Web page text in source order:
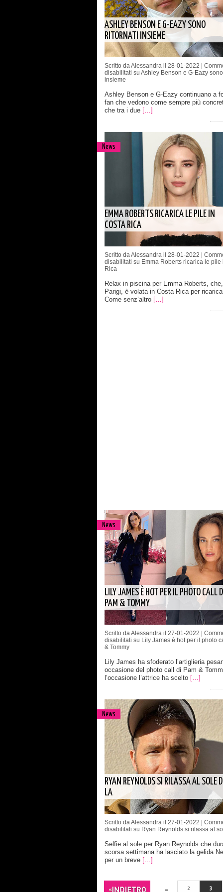
ASHLEY BENSON E G-EAZY SONO
RITORNATI INSIEME
Scritto da Alessandra il 28-01-2022 |
disabilitati su Ashley Benson e G-Eazy
insieme
Ashley Benson e G-Eazy continuano a
fan che vedono come sempre più
che tra i due […]
News
EMMA ROBERTS RICARICA LE PILE IN
COSTA RICA
Scritto da Alessandra il 28-01-2022 |
disabilitati su Emma Roberts ricarica le pile
Rica
Relax in piscina per Emma Roberts,
Parigi, è volata in Costa Rica per
Come senz’altro […]
News
LILY JAMES È HOT PER IL PHOTO CALL
PAM & TOMMY
Scritto da Alessandra il 27-01-2022 |
disabilitati su Lily James è hot per il photo
& Tommy
Lily James ha sfoderato l’artiglieria
occasione del photo call di Pam &
l’occasione l’attrice ha scelto […]
News
RYAN REYNOLDS SI RILASSA AL SOLE
LA
Scritto da Alessandra il 27-01-2022 |
disabilitati su Ryan Reynolds si rilassa al
Selfie al sole per Ryan Reynolds che
scorsa settimana ha lasciato la gelida
per un breve […]
... 2 3